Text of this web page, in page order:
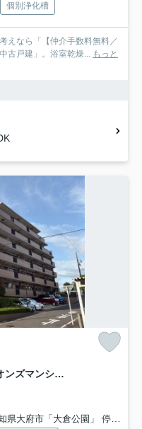
個別浄化槽
えなら「【仲介手数料無料／
戸建」。浴室乾燥... もっと
【仲介手数料無料／大府市】ライオンズマンション大府第二
府市「大倉公園」 停歩4分